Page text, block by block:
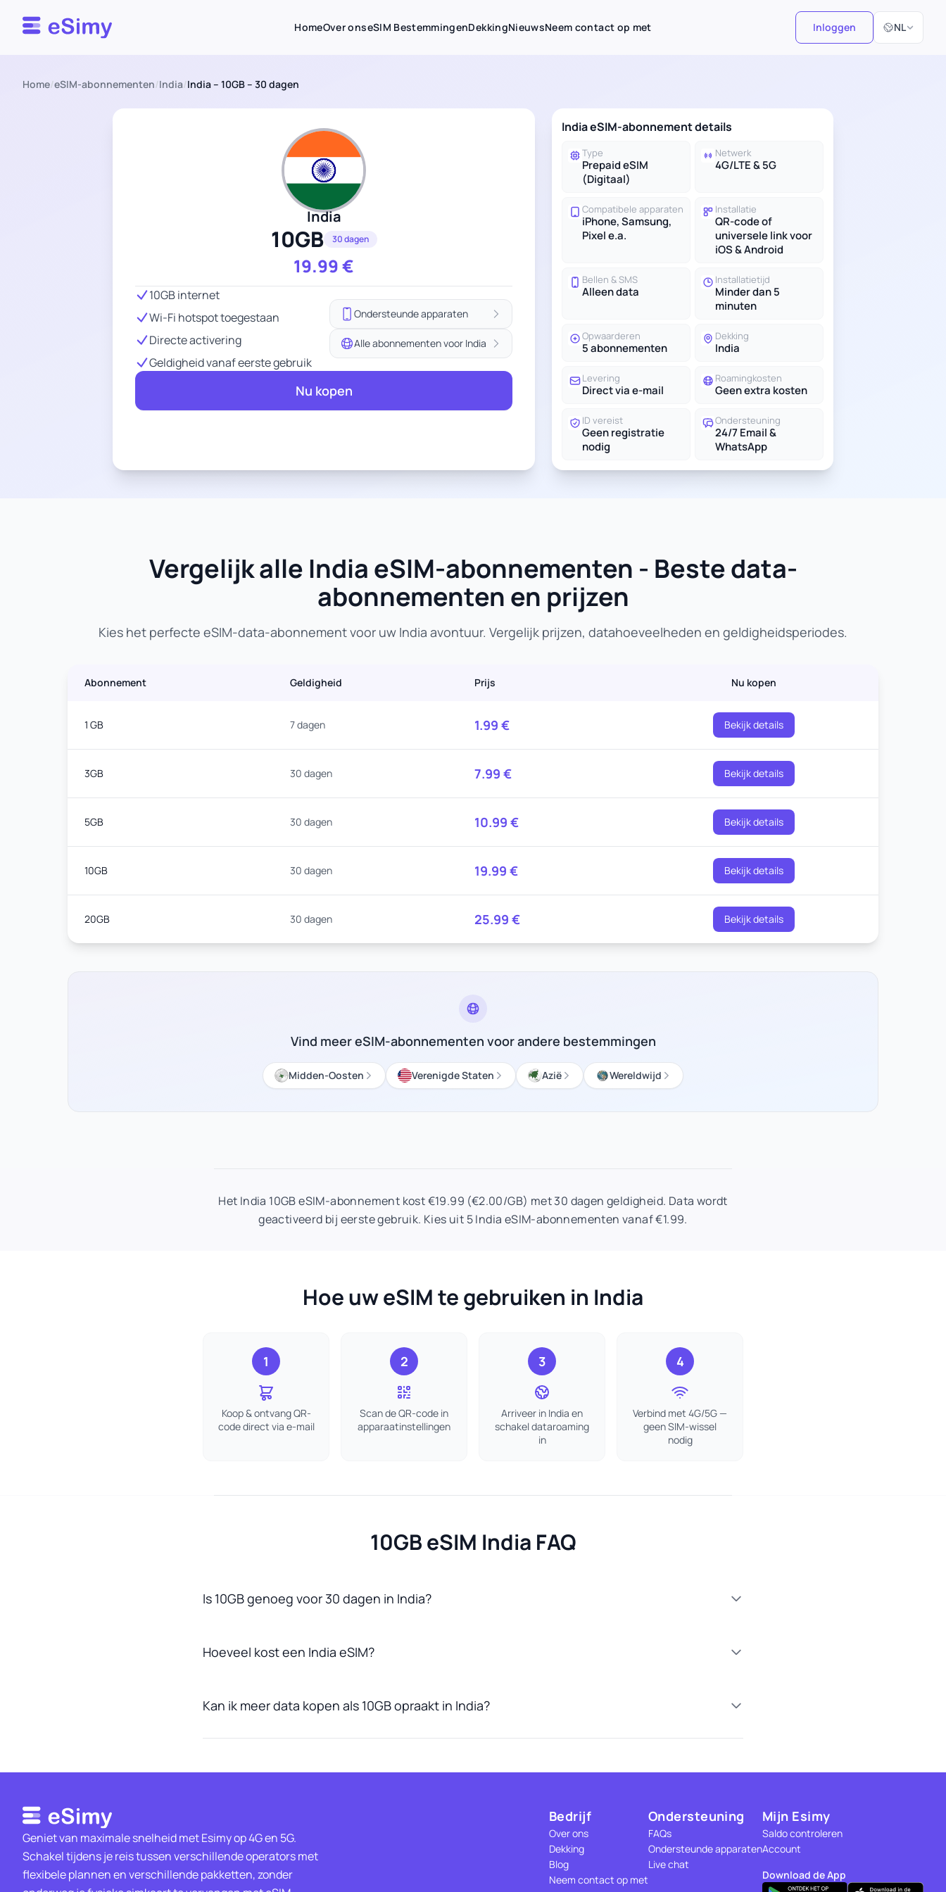
Esimy HomeOver onseSIM BestemmingenDekkingNieuwsNeem contact op met Inloggen NL
Selecteer taal
Home/eSIM-abonnementen/India/India – 10GB – 30 dagen
India
10GB 30 dagen
19.99€
10GB internet
Wi-Fi hotspot toegestaan
Directe activering
Geldigheid vanaf eerste gebruik
Ondersteunde apparaten
Alle abonnementen voor India
Nu kopen
India eSIM-abonnement details
Type
Prepaid eSIM
(Digitaal)
Netwerk
4G/LTE & 5G
Compatibele apparaten
iPhone, Samsung,
Pixel e.a.
Installatie
QR-code of
universele link voor
iOS & Android
Bellen & SMS
Alleen data
Installatietijd
Minder dan 5
minuten
Opwaarderen
5 abonnementen
Dekking
India
Levering
Direct via e-mail
Roamingkosten
Geen extra kosten
ID vereist
Geen registratie
nodig
Ondersteuning
24/7 Email &
WhatsApp
Vergelijk alle India eSIM-abonnementen - Beste data-
abonnementen en prijzen
Kies het perfecte eSIM-data-abonnement voor uw India avontuur. Vergelijk prijzen, datahoeveelheden en geldigheidsperiodes.
Abonnement Geldigheid Prijs Nu kopen
1 GB 7 dagen 1.99 € Bekijk details
3GB 30 dagen 7.99 € Bekijk details
5GB 30 dagen 10.99 € Bekijk details
10GB 30 dagen 19.99 € Bekijk details
20GB 30 dagen 25.99 € Bekijk details
Vind meer eSIM-abonnementen voor andere bestemmingen
Midden-Oosten Verenigde Staten Azië Wereldwijd
Het India 10GB eSIM-abonnement kost €19.99 (€2.00/GB) met 30 dagen geldigheid. Data wordt
geactiveerd bij eerste gebruik. Kies uit 5 India eSIM-abonnementen vanaf €1.99.
Hoe uw eSIM te gebruiken in India
1
Koop & ontvang QR-
code direct via e-mail
2
Scan de QR-code in
apparaatinstellingen
3
Arriveer in India en
schakel dataroaming
in
4
Verbind met 4G/5G —
geen SIM-wissel
nodig
10GB eSIM India FAQ
Is 10GB genoeg voor 30 dagen in India?
Hoeveel kost een India eSIM?
Kan ik meer data kopen als 10GB opraakt in India?
Geniet van maximale snelheid met Esimy op 4G en 5G.
Schakel tijdens je reis tussen verschillende operators met
flexibele plannen en verschillende pakketten, zonder
Bedrijf
Over ons
Dekking
Blog
Neem contact op met
Ondersteuning
FAQs
Ondersteunde apparaten
Live chat
Mijn Esimy
Saldo controleren
Account
Download de App